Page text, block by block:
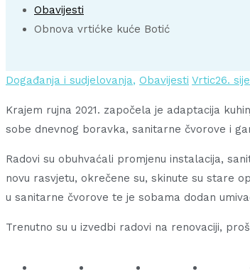
Obavijesti
Obnova vrtićke kuće Botić
Događanja i sudjelovanja, Obavijesti Vrtic26.
Krajem rujna 2021. započela je adaptacija
sobe dnevnog boravka, sanitarne čvorove i
Radovi su obuhvaćali promjenu instalacija,
novu rasvjetu, okrečene su, skinute su stare
u sanitarne čvorove te je sobama dodan
Trenutno su u izvedbi radovi na renovaciji,